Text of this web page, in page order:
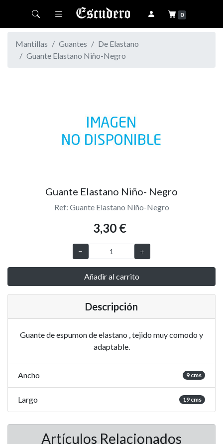
Toggle navigation 0
Mantillas Guantes
De Elastano
Guante Elastano Niño-Negro
Guante Elastano Niño- Negro
Ref: Guante Elastano Niño-Negro
3,30 €
Añadir al carrito
Descripción
Guante de espumon de elastano , tejido muy comodo y
adaptable.
Ancho 9 cms
Largo 19 cms
Artículos Relacionados